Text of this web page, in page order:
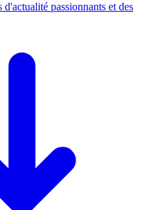
d'actualité passionnants et des